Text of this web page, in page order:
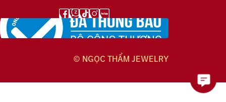
© NGỌC THẨM JEWELRY